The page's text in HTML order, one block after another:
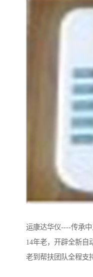
运康达华仪----传承
14年老，开辟全新自
老到帮扶团队全程支